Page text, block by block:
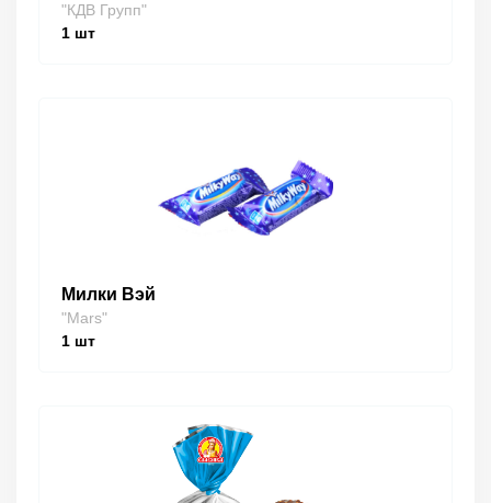
"КДВ Групп"
1 шт
Милки Вэй
"Mars"
1 шт